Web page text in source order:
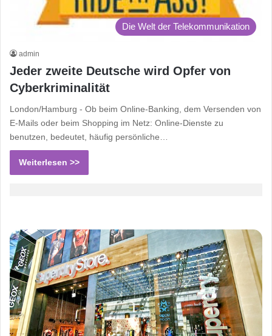
Die Welt der Telekommunikation
admin
Jeder zweite Deutsche wird Opfer von
Cyberkriminalität
London/Hamburg - Ob beim Online-Banking, dem Versenden von
E-Mails oder beim Shopping im Netz: Online-Dienste zu
benutzen, bedeutet, häufig persönliche…
Weiterlesen >>